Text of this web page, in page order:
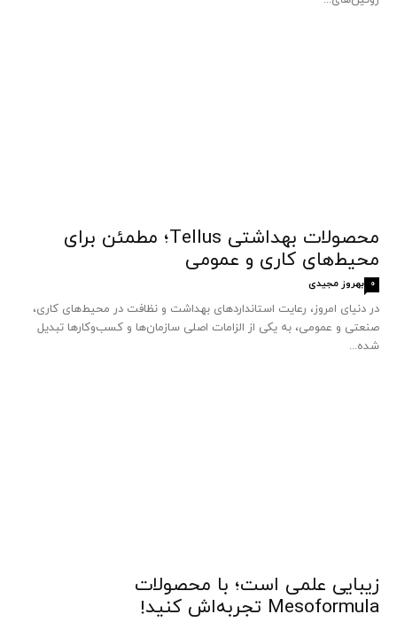
محصولات بهداشتی Tellus؛ مطمئن برای
محیط‌های کاری و عمومی
بهروز مجیدی 0
در دنیای امروز، رعایت استانداردهای بهداشت و نظافت در محیط‌های کاری،
صنعتی و عمومی، به یکی از الزامات اصلی سازمان‌ها و کسب‌وکارها تبدیل
شده...
زیبایی علمی است؛ با محصولات
Mesoformula تجربه‌اش کنید!